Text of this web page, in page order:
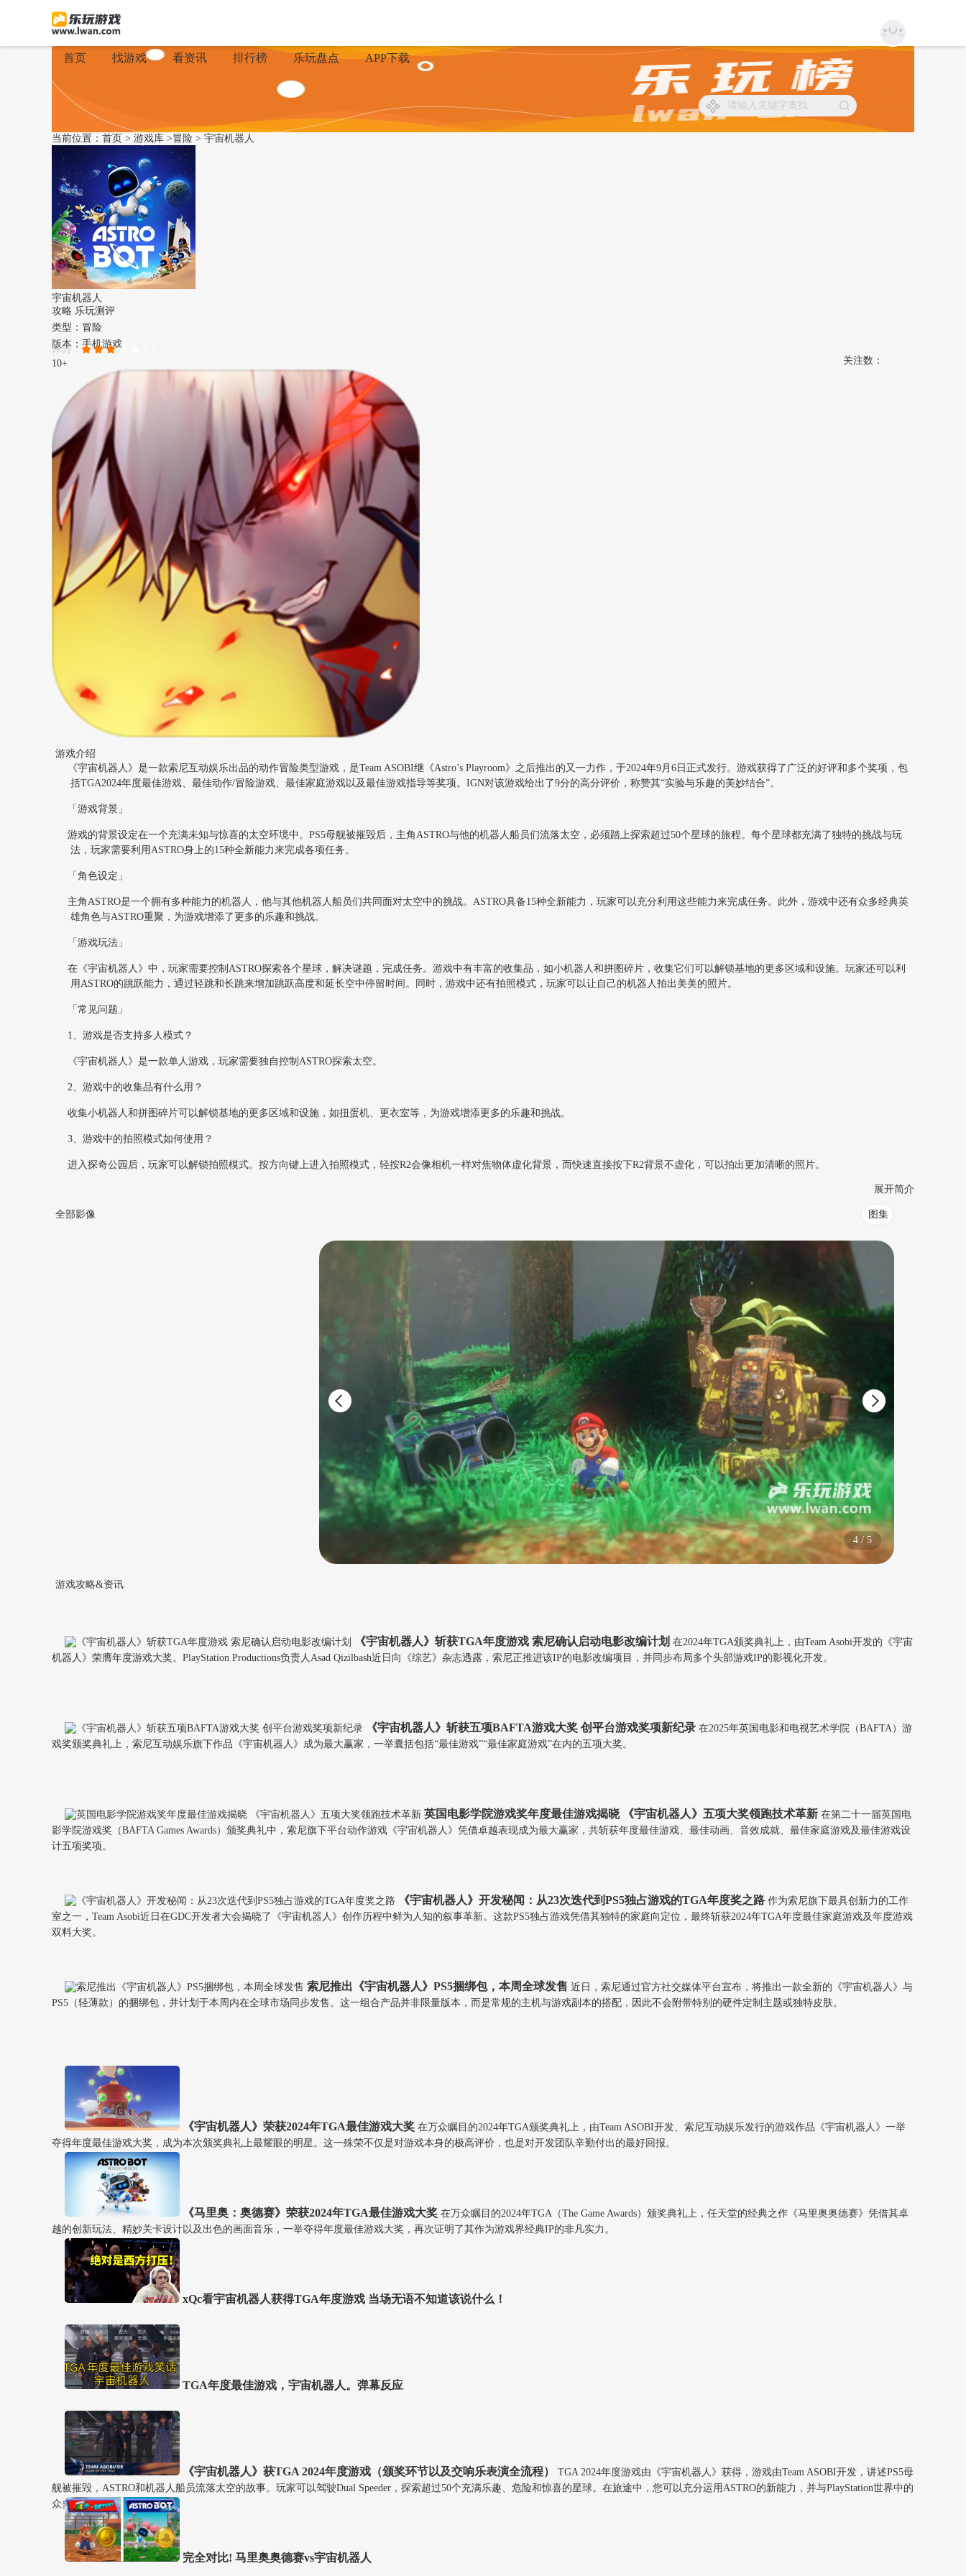
首页 找游戏 看资讯 排行榜 乐玩盘点 APP下载
当前位置： 首页 > 游戏库 >冒险 > 宇宙机器人
宇宙机器人
攻略 乐玩测评
类型：冒险
版本：手机游戏
关注数：
评分：
10+
游戏介绍
《宇宙机器人》是一款索尼互动娱乐出品的动作冒险类型游戏，是Team ASOBI继《Astro’s Playroom》之后推出的又一力作，于2024年9月6日正式发行。游戏获得了广泛的好评和多个奖项，包
括TGA2024年度最佳游戏、最佳动作/冒险游戏、最佳家庭游戏以及最佳游戏指导等奖项。IGN对该游戏给出了9分的高分评价，称赞其“实验与乐趣的美妙结合”。
「游戏背景」
游戏的背景设定在一个充满未知与惊喜的太空环境中。PS5母舰被摧毁后，主角ASTRO与他的机器人船员们流落太空，必须踏上探索超过50个星球的旅程。每个星球都充满了独特的挑战与玩
法，玩家需要利用ASTRO身上的15种全新能力来完成各项任务。
「角色设定」
主角ASTRO是一个拥有多种能力的机器人，他与其他机器人船员们共同面对太空中的挑战。ASTRO具备15种全新能力，玩家可以充分利用这些能力来完成任务。此外，游戏中还有众多经典英
雄角色与ASTRO重聚，为游戏增添了更多的乐趣和挑战。
「游戏玩法」
在《宇宙机器人》中，玩家需要控制ASTRO探索各个星球，解决谜题，完成任务。游戏中有丰富的收集品，如小机器人和拼图碎片，收集它们可以解锁基地的更多区域和设施。玩家还可以利
用ASTRO的跳跃能力，通过轻跳和长跳来增加跳跃高度和延长空中停留时间。同时，游戏中还有拍照模式，玩家可以让自己的机器人拍出美美的照片。
「常见问题」
1、游戏是否支持多人模式？
《宇宙机器人》是一款单人游戏，玩家需要独自控制ASTRO探索太空。
2、游戏中的收集品有什么用？
收集小机器人和拼图碎片可以解锁基地的更多区域和设施，如扭蛋机、更衣室等，为游戏增添更多的乐趣和挑战。
3、游戏中的拍照模式如何使用？
进入探奇公园后，玩家可以解锁拍照模式。按方向键上进入拍照模式，轻按R2会像相机一样对焦物体虚化背景，而快速直接按下R2背景不虚化，可以拍出更加清晰的照片。
展开简介
全部影像 图集
5 / 5
游戏攻略&资讯
《宇宙机器人》斩获TGA年度游戏 索尼确认启动电影改编计划 在2024年TGA颁奖典礼上，由Team Asobi开发的《宇宙
机器人》荣膺年度游戏大奖。PlayStation Productions负责人Asad Qizilbash近日向《综艺》杂志透露，索尼正推进该IP的电影改编项目，并同步布局多个头部游戏IP的影视化开发。
《宇宙机器人》斩获五项BAFTA游戏大奖 创平台游戏奖项新纪录 在2025年英国电影和电视艺术学院（BAFTA）游
戏奖颁奖典礼上，索尼互动娱乐旗下作品《宇宙机器人》成为最大赢家，一举囊括包括“最佳游戏”“最佳家庭游戏”在内的五项大奖。
英国电影学院游戏奖年度最佳游戏揭晓 《宇宙机器人》五项大奖领跑技术革新 在第二十一届英国电
影学院游戏奖（BAFTA Games Awards）颁奖典礼中，索尼旗下平台动作游戏《宇宙机器人》凭借卓越表现成为最大赢家，共斩获年度最佳游戏、最佳动画、音效成就、最佳家庭游戏及最佳游戏设
计五项奖项。
《宇宙机器人》开发秘闻：从23次迭代到PS5独占游戏的TGA年度奖之路 作为索尼旗下最具创新力的工作
室之一，Team Asobi近日在GDC开发者大会揭晓了《宇宙机器人》创作历程中鲜为人知的叙事革新。这款PS5独占游戏凭借其独特的家庭向定位，最终斩获2024年TGA年度最佳家庭游戏及年度游戏
双料大奖。
索尼推出《宇宙机器人》PS5捆绑包，本周全球发售 近日，索尼通过官方社交媒体平台宣布，将推出一款全新的《宇宙机器人》与
PS5（轻薄款）的捆绑包，并计划于本周内在全球市场同步发售。这一组合产品并非限量版本，而是常规的主机与游戏副本的搭配，因此不会附带特别的硬件定制主题或独特皮肤。
《宇宙机器人》荣获2024年TGA最佳游戏大奖 在万众瞩目的2024年TGA颁奖典礼上，由Team ASOBI开发、索尼互动娱乐发行的游戏作品《宇宙机器人》一举
夺得年度最佳游戏大奖，成为本次颁奖典礼上最耀眼的明星。这一殊荣不仅是对游戏本身的极高评价，也是对开发团队辛勤付出的最好回报。
《马里奥：奥德赛》荣获2024年TGA最佳游戏大奖 在万众瞩目的2024年TGA（The Game Awards）颁奖典礼上，任天堂的经典之作《马里奥奥德赛》凭借其卓
越的创新玩法、精妙关卡设计以及出色的画面音乐，一举夺得年度最佳游戏大奖，再次证明了其作为游戏界经典IP的非凡实力。
xQc看宇宙机器人获得TGA年度游戏 当场无语不知道该说什么！
TGA年度最佳游戏，宇宙机器人。弹幕反应
《宇宙机器人》获TGA 2024年度游戏（颁奖环节以及交响乐表演全流程）
TGA 2024年度游戏由《宇宙机器人》获得，游戏由Team ASOBI开发，讲述PS5母
舰被摧毁，ASTRO和机器人船员流落太空的故事。玩家可以驾驶Dual Speeder，探索超过50个充满乐趣、危险和惊喜的星球。在旅途中，您可以充分运用ASTRO的新能力，并与PlayStation世界中的
众多经典英雄重聚。
完全对比! 马里奥奥德赛vs宇宙机器人